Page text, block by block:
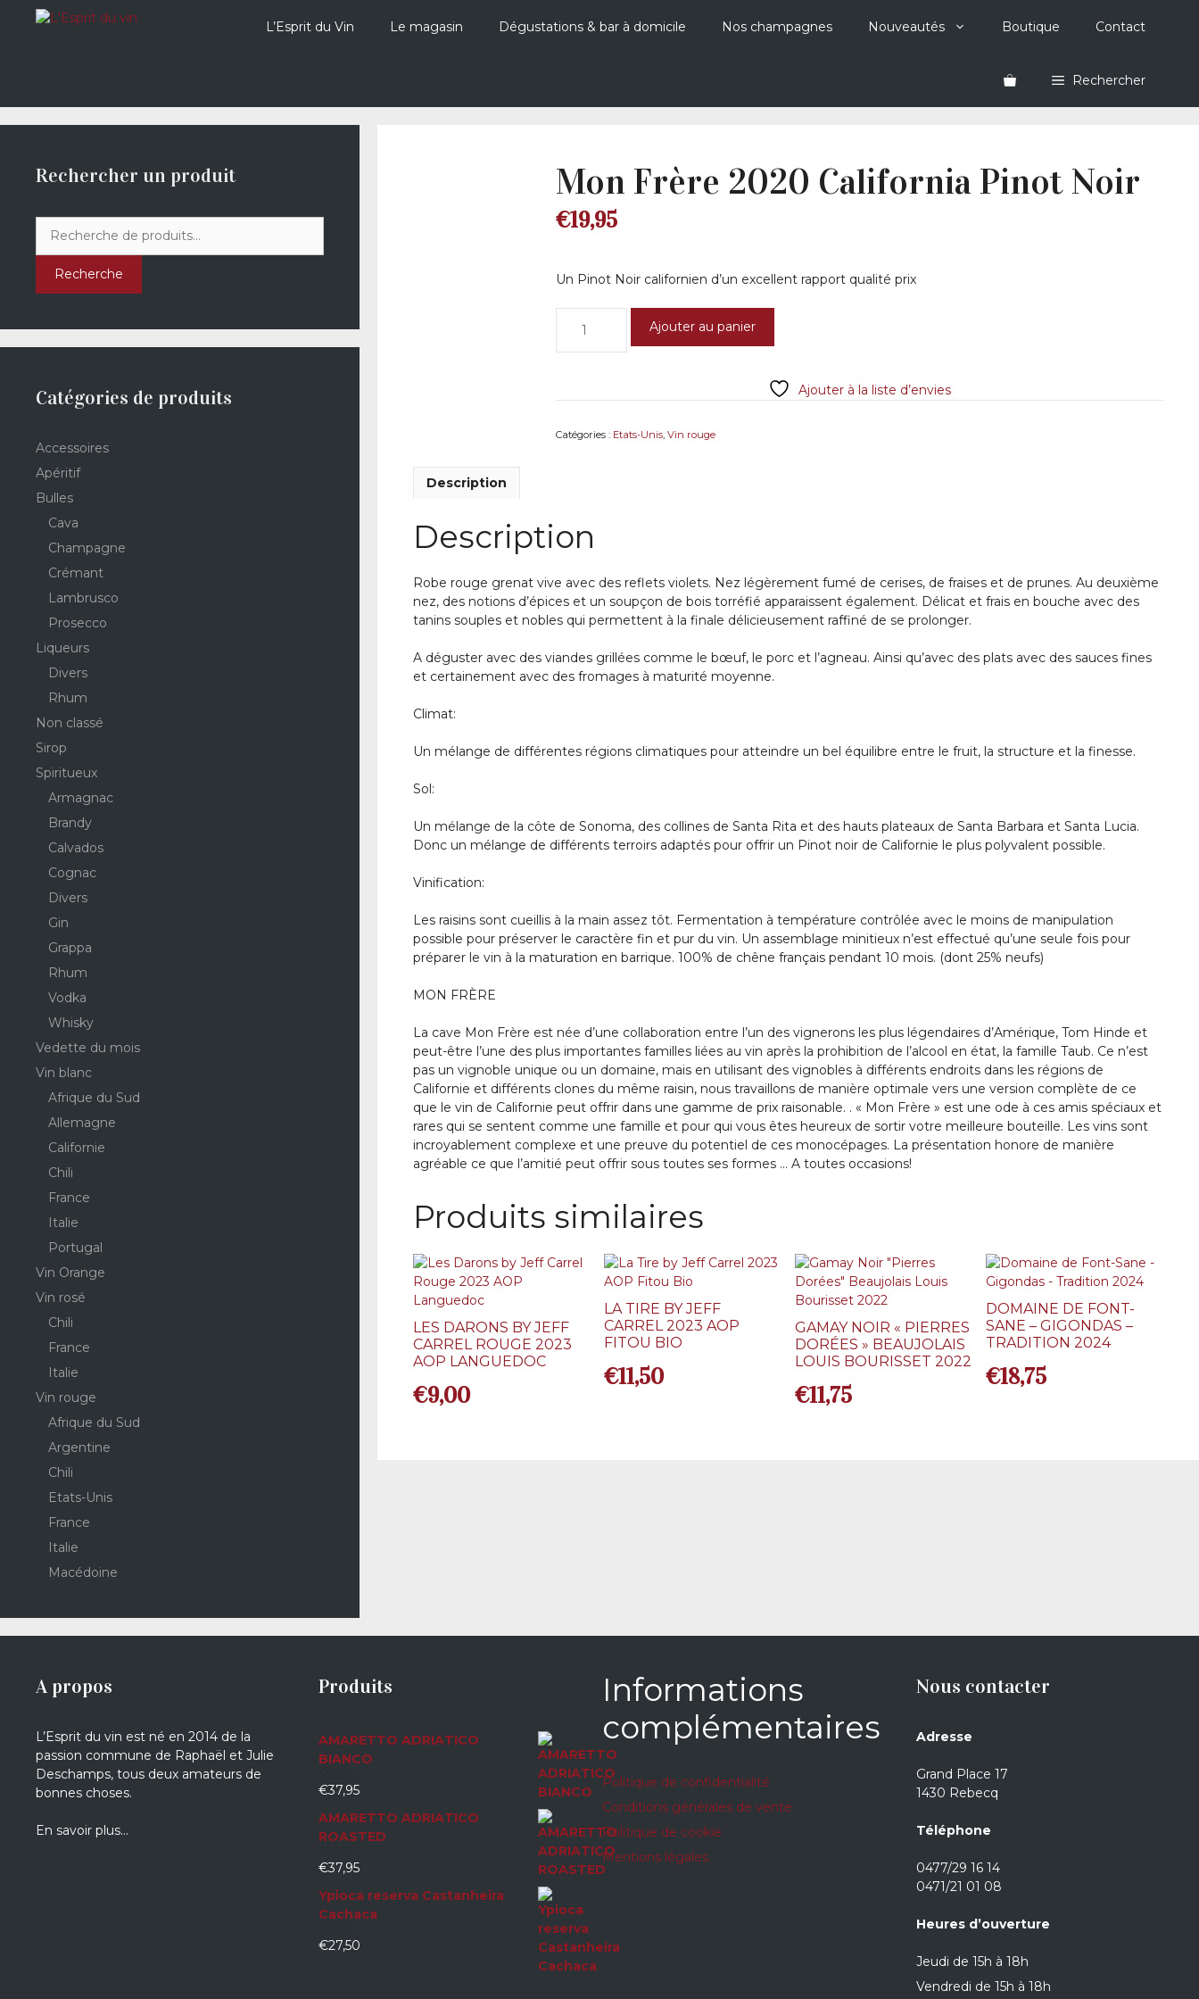
L’Esprit du Vin Le magasin Dégustations & bar à domicile Nos champagnes Nouveautés Boutique Contact
Rechercher
Mon Frère 2020 California Pinot Noir
€19,95
Un Pinot Noir californien d’un excellent rapport qualité prix
Mon
Pinot
Ajouter au panier
Ajouter à la liste d’envies
Catégories : Etats-Unis, Vin rouge
Description
Description
Robe rouge grenat vive avec des reflets violets. Nez légèrement fumé de cerises, de fraises et de prunes. Au deuxième
nez, des notions d’épices et un soupçon de bois torréfié apparaissent également. Délicat et frais en bouche avec des
tanins souples et nobles qui permettent à la finale délicieusement raffiné de se prolonger.
A déguster avec des viandes grillées comme le bœuf, le porc et l’agneau. Ainsi qu’avec des plats avec des sauces fines
et certainement avec des fromages à maturité moyenne.
Climat:
Un mélange de différentes régions climatiques pour atteindre un bel équilibre entre le fruit, la structure et la finesse.
Sol:
Un mélange de la côte de Sonoma, des collines de Santa Rita et des hauts plateaux de Santa Barbara et Santa Lucia.
Donc un mélange de différents terroirs adaptés pour offrir un Pinot noir de Californie le plus polyvalent possible.
Vinification:
Les raisins sont cueillis à la main assez tôt. Fermentation à température contrôlée avec le moins de manipulation
possible pour préserver le caractère fin et pur du vin. Un assemblage minitieux n’est effectué qu’une seule fois pour
préparer le vin à la maturation en barrique. 100% de chêne français pendant 10 mois. (dont 25% neufs)
MON FRÈRE
La cave Mon Frère est née d’une collaboration entre l’un des vignerons les plus légendaires d’Amérique, Tom Hinde et
peut-être l’une des plus importantes familles liées au vin après la prohibition de l’alcool en état, la famille Taub. Ce n’est
pas un vignoble unique ou un domaine, mais en utilisant des vignobles à différents endroits dans les régions de
Californie et différents clones du même raisin, nous travaillons de manière optimale vers une version complète de ce
que le vin de Californie peut offrir dans une gamme de prix raisonable. . « Mon Frère » est une ode à ces amis spéciaux et
rares qui se sentent comme une famille et pour qui vous êtes heureux de sortir votre meilleure bouteille. Les vins sont
incroyablement complexe et une preuve du potentiel de ces monocépages. La présentation honore de manière
agréable ce que l’amitié peut offrir sous toutes ses formes … A toutes occasions!
Produits similaires
LES DARONS BY JEFF
CARREL ROUGE 2023
AOP LANGUEDOC
€9,00
LA TIRE BY JEFF
CARREL 2023 AOP
FITOU BIO
€11,50
GAMAY NOIR « PIERRES
DORÉES » BEAUJOLAIS
LOUIS BOURISSET 2022
€11,75
DOMAINE DE FONT-
SANE – GIGONDAS –
TRADITION 2024
€18,75
Rechercher un produit
pour :
Recherche
Catégories de produits
Accessoires
Apéritif
Bulles
Cava
Champagne
Crémant
Lambrusco
Prosecco
Liqueurs
Divers
Rhum
Non classé
Sirop
Spiritueux
Armagnac
Brandy
Calvados
Cognac
Divers
Gin
Grappa
Rhum
Vodka
Whisky
Vedette du mois
Vin blanc
Afrique du Sud
Allemagne
Californie
Chili
France
Italie
Portugal
Vin Orange
Vin rosé
Chili
France
Italie
Vin rouge
Afrique du Sud
Argentine
Chili
Etats-Unis
France
Italie
Macédoine
A propos
L’Esprit du vin est né en 2014 de la
passion commune de Raphaël et Julie
Deschamps, tous deux amateurs de
bonnes choses.
En savoir plus…
Produits
AMARETTO ADRIATICO
BIANCO
0
5
€37,95
AMARETTO ADRIATICO
ROASTED
0
5
€37,95
Ypioca reserva Castanheira
Cachaca
0
€27,50
Informations
complémentaires
Politique de confidentialité
Conditions générales de vente
Politique de cookie
Mentions légales
Nous contacter
Adresse
Grand Place 17
1430 Rebecq
Téléphone
0477/29 16 14
0471/21 01 08
Heures d’ouverture
Jeudi de 15h à 18h
Vendredi de 15h à 18h